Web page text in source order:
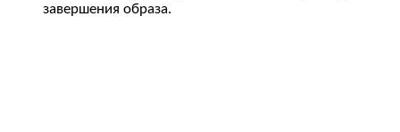
завершения образа.